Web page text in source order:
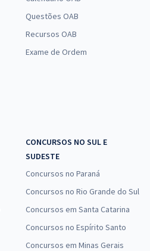
Questões OAB
Recursos OAB
Exame de Ordem
CONCURSOS NO SUL E
SUDESTE
Concursos no Paraná
Concursos no Rio Grande do Sul
Concursos em Santa Catarina
Concursos no Espírito Santo
Concursos em Minas Gerais